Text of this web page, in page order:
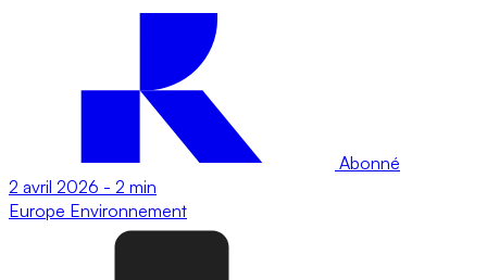
Abonné
2 avril 2026 - 2 min
Europe Environnement